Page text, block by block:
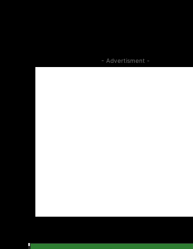
- Advertisment -